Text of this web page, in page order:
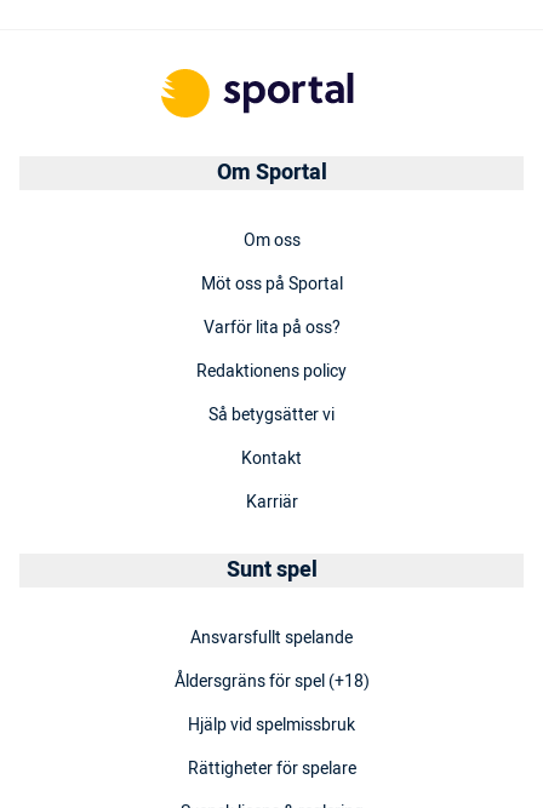
Om Sportal
Om oss
Möt oss på Sportal
Varför lita på oss?
Redaktionens policy
Så betygsätter vi
Kontakt
Karriär
Sunt spel
Ansvarsfullt spelande
Åldersgräns för spel (+18)
Hjälp vid spelmissbruk
Rättigheter för spelare